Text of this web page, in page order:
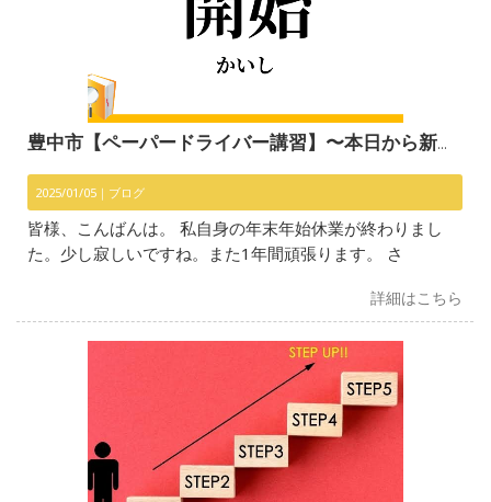
豊中市【ペーパードライバー講習】〜本日から新年営業開始〜
2025/01/05｜ ブログ
皆様、こんばんは。 私自身の年末年始休業が終わりまし
た。少し寂しいですね。また1年間頑張ります。 さ
詳細はこちら